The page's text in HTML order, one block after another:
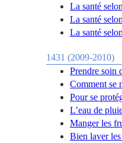
La santé
La santé
La santé
1431 (2009-2010)
Prendre soin
Comment se
Pour se
L’eau de
Manger les
Bien laver